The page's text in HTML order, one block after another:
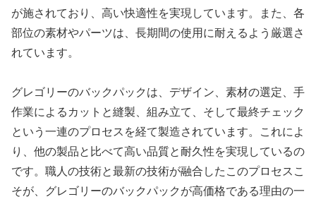
が施されており、高い快適性を実現しています。また、各
部位の素材やパーツは、長期間の使用に耐えるよう厳選さ
れています。
グレゴリーのバックパックは、デザイン、素材の選定、手
作業によるカットと縫製、組み立て、そして最終チェック
という一連のプロセスを経て製造されています。これによ
り、他の製品と比べて高い品質と耐久性を実現しているの
です。職人の技術と最新の技術が融合したこのプロセスこ
そが、グレゴリーのバックパックが高価格である理由の一